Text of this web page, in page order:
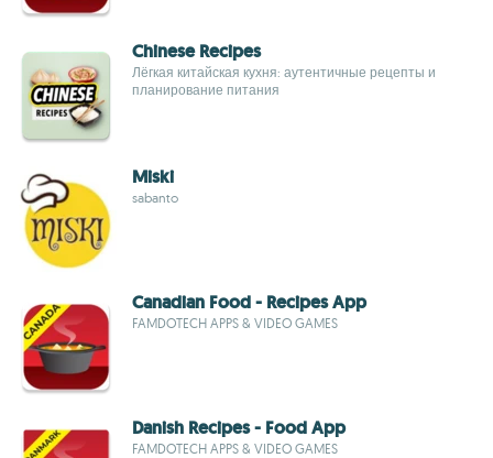
Chinese Recipes
Лёгкая китайская кухня: аутентичные рецепты и
планирование питания
Miski
sabanto
Canadian Food - Recipes App
FAMDOTECH APPS & VIDEO GAMES
Danish Recipes - Food App
FAMDOTECH APPS & VIDEO GAMES